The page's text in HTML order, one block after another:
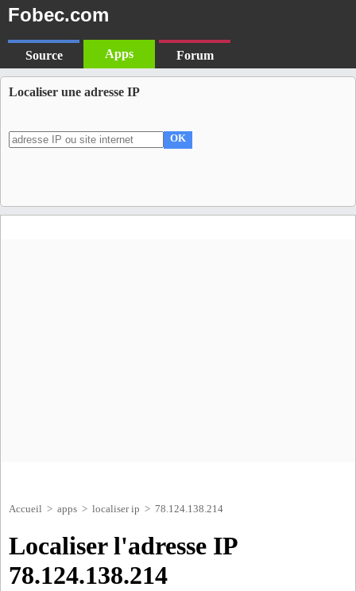
Fobec.com
Source Apps Forum
Localiser une adresse IP
OK
Accueil > apps > localiser ip > 78.124.138.214
Localiser l'adresse IP
78.124.138.214